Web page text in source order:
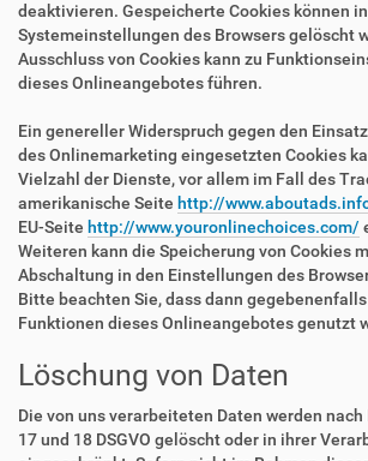
deaktivieren. Gespeicherte Cookies können
Systemeinstellungen des Browsers gelöscht
Ausschluss von Cookies kann zu
dieses Onlineangebotes führen.
Ein genereller Widerspruch gegen den
des Onlinemarketing eingesetzten Cookies
Vielzahl der Dienste, vor allem im Fall des
amerikanische Seite http://
EU-Seite http://www.youronlinechoices.com/
Weiteren kann die Speicherung von Cookies
Abschaltung in den Einstellungen des
Bitte beachten Sie, dass dann
Funktionen dieses Onlineangebotes genutzt
Löschung von Daten
Die von uns verarbeiteten Daten werden
17 und 18 DSGVO gelöscht oder in ihrer